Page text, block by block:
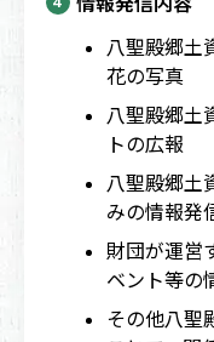
八聖殿郷土
花の写真
八聖殿郷土
トの広報
八聖殿郷土
みの情報発
財団が運営
ベント等の
その他八聖